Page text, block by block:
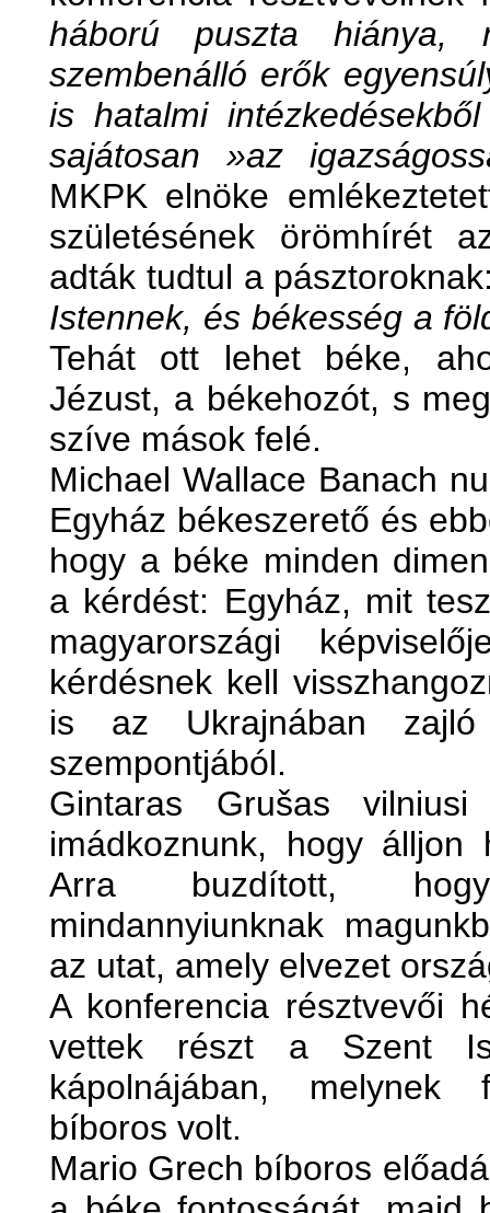
háború puszta
szembenálló erők
is hatalmi
sajátosan »az
MKPK elnöke
születésének örömhírét
adták tudtul a
Istennek, és békesség a
Tehát ott lehet béke,
Jézust, a békehozót, s
szíve mások felé.
Michael Wallace Banach
Egyház békeszerető és
hogy a béke minden
a kérdést: Egyház, mit
magyarországi
kérdésnek kell
is az Ukrajnában
szempontjából.
Gintaras Grušas
imádkoznunk, hogy
Arra buzdított,
mindannyiunknak
az utat, amely elvezet
A konferencia résztvevői
vettek részt a Szent
kápolnájában, melynek
bíboros volt.
Mario Grech bíboros